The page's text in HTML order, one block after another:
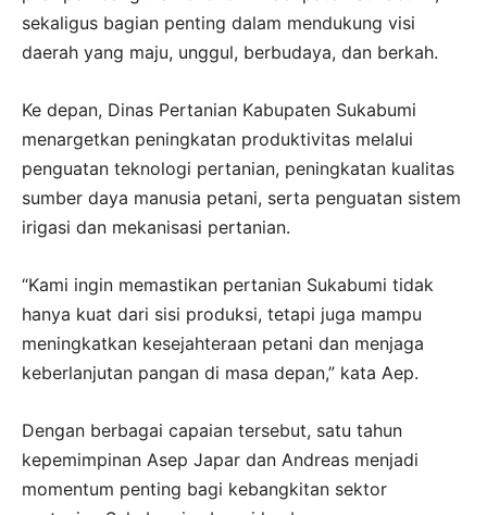
sekaligus bagian penting dalam mendukung visi
daerah yang maju, unggul, berbudaya, dan berkah.
Ke depan, Dinas Pertanian Kabupaten Sukabumi
menargetkan peningkatan produktivitas melalui
penguatan teknologi pertanian, peningkatan kualitas
sumber daya manusia petani, serta penguatan sistem
irigasi dan mekanisasi pertanian.
“Kami ingin memastikan pertanian Sukabumi tidak
hanya kuat dari sisi produksi, tetapi juga mampu
meningkatkan kesejahteraan petani dan menjaga
keberlanjutan pangan di masa depan,” kata Aep.
Dengan berbagai capaian tersebut, satu tahun
kepemimpinan Asep Japar dan Andreas menjadi
momentum penting bagi kebangkitan sektor